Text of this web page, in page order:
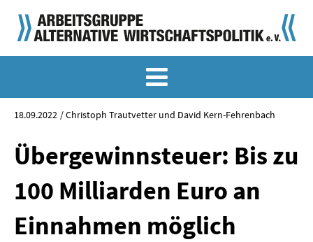
KLASSIKER
SONDERVERÖFFENTLICHUNGEN
LANGFASSUNGEN ZU DEN MEMORANDEN
18.09.2022 Christoph Trautvetter und David Kern-Fehrenbach
Übergewinnsteuer: Bis zu
100 Milliarden Euro an
Einnahmen möglich